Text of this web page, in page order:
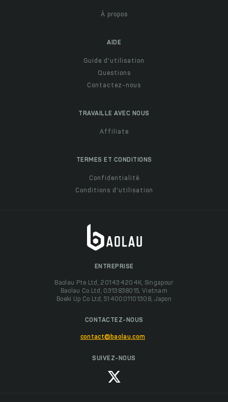
À propos
AIDE
Guide d'utilisation
Questions
Contactez-nous
TRAVAILLE AVEC NOUS
Affiliate
TERMES ET CONDITIONS
Confidentialité
Conditions d'utilisation
ENTREPRISE
Baolau Pte Ltd, 201434204K, Singapour
Baolau Co Ltd, 0313838015, Vietnam
Boeki Up Co Ltd, 5140001101308, Japon
CONTACTEZ-NOUS
contact@baolau.com
SUIVEZ-NOUS